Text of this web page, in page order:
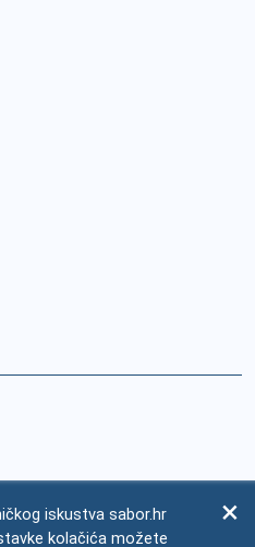
iskustva sabor.hr
kolačića možete